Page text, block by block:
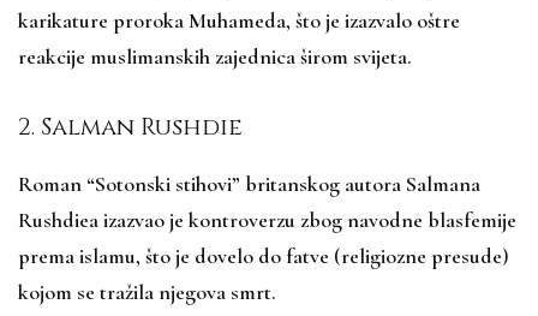
karikature proroka Muhameda, što je izazvalo oštre
reakcije muslimanskih zajednica širom svijeta.
2. Salman Rushdie
Roman “Sotonski stihovi” britanskog autora Salmana
Rushdiea izazvao je kontroverzu zbog navodne blasfemije
prema islamu, što je dovelo do fatve (religiozne presude)
kojom se tražila njegova smrt.